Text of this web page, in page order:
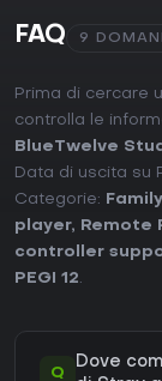
FAQ 9
Prima di cercare
controlla le
BlueTwelve
Data di uscita su
Categorie:
player, Remote
controller
PEGI 12.
Q
Dove